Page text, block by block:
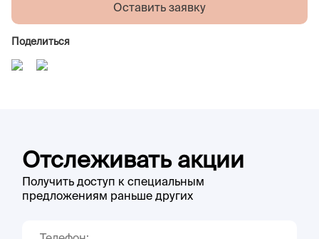
Оставить заявку
Поделиться
Отслеживать акции
Получить доступ к специальным
предложениям раньше других